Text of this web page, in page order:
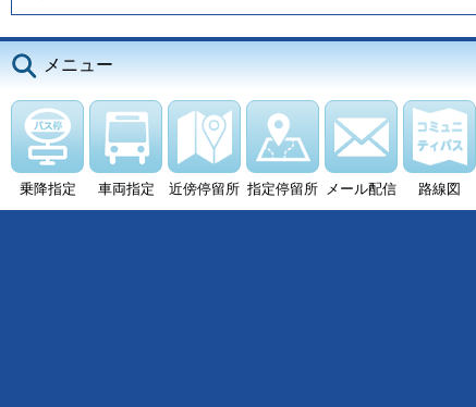
メニュー
乗降指定 車両指定 近傍停留所 指定停留所 メール配信 路線図